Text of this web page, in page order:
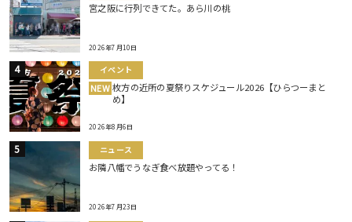
宮之阪に行列できてた。あら川の桃
2026年7月10日
イベント
NEW 枚方の近所の夏祭りスケジュール2026【ひらつーまと
め】
2026年8月6日
ニュース
お隣八幡でうなぎ食べ放題やってる！
2026年7月23日